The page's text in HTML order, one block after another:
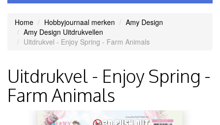
Home Hobbyjournaal merken
Amy Design
Amy Design Uitdrukvellen
Uitdrukvel - Enjoy Spring - Farm Animals
Uitdrukvel - Enjoy Spring -
Farm Animals